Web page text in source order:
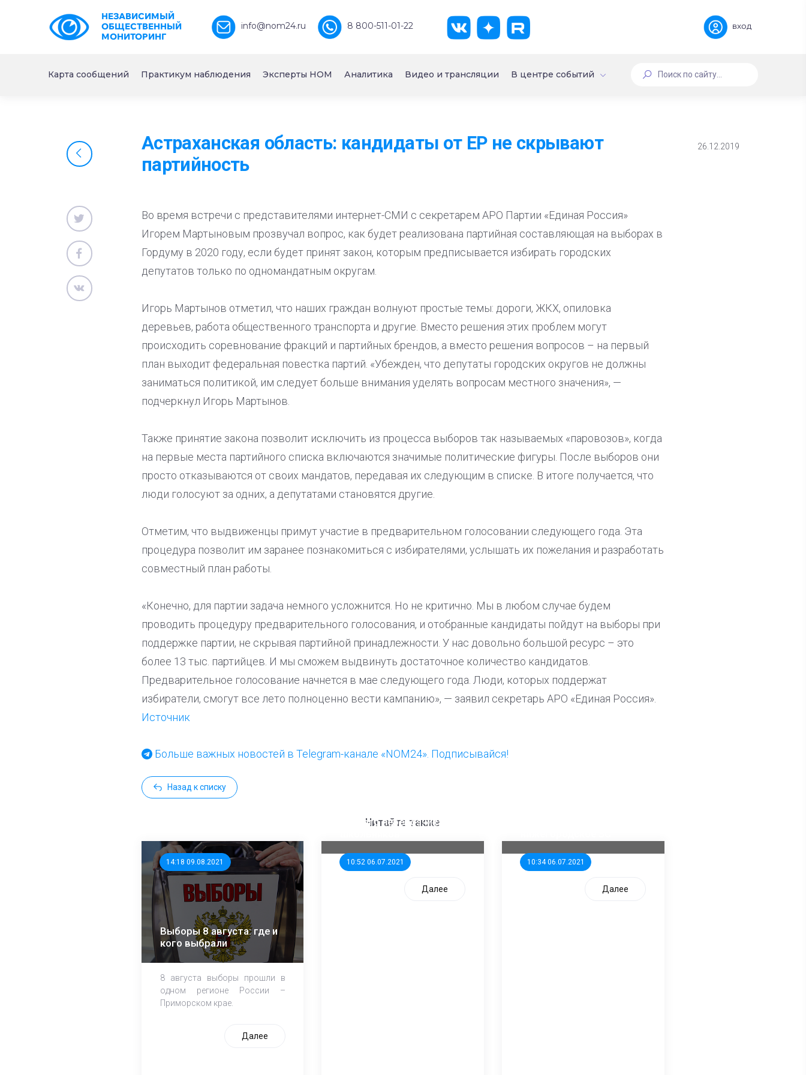
НЕЗАВИСИМЫЙ
ОБЩЕСТВЕННЫЙ
МОНИТОРИНГ
info@nom24.ru 8 800-511-01-22 вход
Карта сообщений Практикум наблюдения Эксперты НОМ Аналитика Видео и трансляции В центре событий
Астраханская область: кандидаты от ЕР не скрывают
партийность
26.12.2019
Во время встречи с представителями интернет-СМИ с секретарем АРО Партии «Единая Россия»
Игорем Мартыновым прозвучал вопрос, как будет реализована партийная составляющая на выборах в
Гордуму в 2020 году, если будет принят закон, которым предписывается избирать городских
депутатов только по одномандатным округам.
Игорь Мартынов отметил, что наших граждан волнуют простые темы: дороги, ЖКХ, опиловка
деревьев, работа общественного транспорта и другие. Вместо решения этих проблем могут
происходить соревнование фракций и партийных брендов, а вместо решения вопросов – на первый
план выходит федеральная повестка партий. «Убежден, что депутаты городских округов не должны
заниматься политикой, им следует больше внимания уделять вопросам местного значения», —
подчеркнул Игорь Мартынов.
Также принятие закона позволит исключить из процесса выборов так называемых «паровозов», когда
на первые места партийного списка включаются значимые политические фигуры. После выборов они
просто отказываются от своих мандатов, передавая их следующим в списке. В итоге получается, что
люди голосуют за одних, а депутатами становятся другие.
Отметим, что выдвиженцы примут участие в предварительном голосовании следующего года. Эта
процедура позволит им заранее познакомиться с избирателями, услышать их пожелания и разработать
совместный план работы.
«Конечно, для партии задача немного усложнится. Но не критично. Мы в любом случае будем
проводить процедуру предварительного голосования, и отобранные кандидаты пойдут на выборы при
поддержке партии, не скрывая партийной принадлежности. У нас довольно большой ресурс – это
более 13 тыс. партийцев. И мы сможем выдвинуть достаточное количество кандидатов.
Предварительное голосование начнется в мае следующего года. Люди, которых поддержат
избиратели, смогут все лето полноценно вести кампанию», — заявил секретарь АРО «Единая Россия».
Источник
Больше важных новостей в Telegram-канале «NOM24». Подписывайся!
Назад к списку
Читайте также
14:18 09.08.2021
Выборы 8 августа: где и
кого выбрали
8 августа выборы прошли в
одном регионе России –
Приморском крае.
Далее
10:52 06.07.2021
единого перевозчика для
Далее
10:34 06.07.2021
Далее